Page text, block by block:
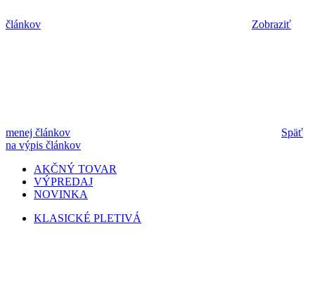
článkov Zobraziť
menej článkov
Späť
na výpis článkov
AKČNÝ TOVAR
VÝPREDAJ
NOVINKA
KLASICKÉ PLETIVÁ